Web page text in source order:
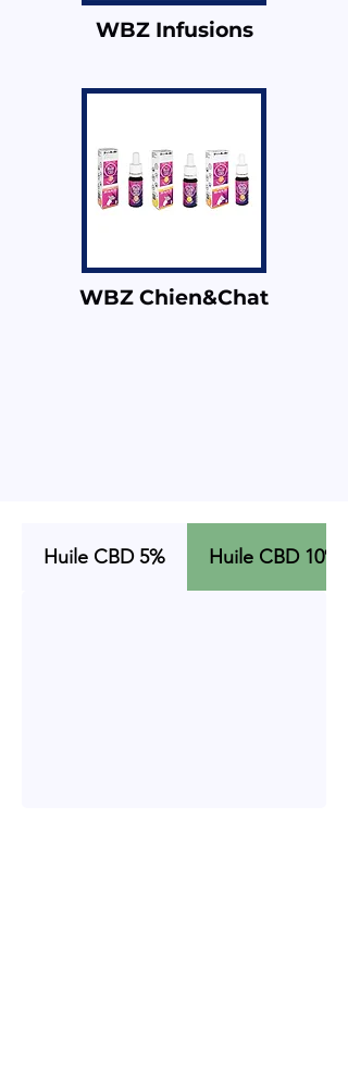
WBZ Infusions
WBZ Chien&Chat
Huile CBD 5% Huile CBD 10%